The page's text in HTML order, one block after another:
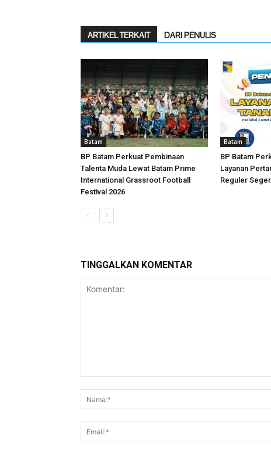
ARTIKEL TERKAIT DARI PENULIS
Batam
BP Batam Perkuat Pembinaan
Talenta Muda Lewat Batam Prime
International Grassroot Football
Festival 2026
Batam
BP Batam
Layanan
Reguler
TINGGALKAN KOMENTAR